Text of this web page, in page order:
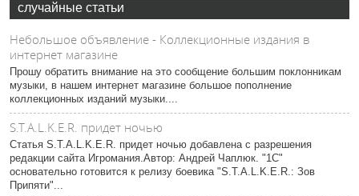
случайные статьи
Небольшое объявление - Коллекционные издания в
интернет магазине
Прошу обратить внимание на это сообщение большим поклонникам
музыки, в нашем интернет магазине большое пополнение
коллекционных изданий музыки....
S.T.A.L.K.E.R. придет ночью
Статья S.T.A.L.K.E.R. придет ночью добавлена с разрешения
редакции сайта Игромания.Автор: Андрей Чаплюк. "1С"
основательно готовится к релизу боевика "S.T.A.L.K.E.R.: Зов
Припяти"...